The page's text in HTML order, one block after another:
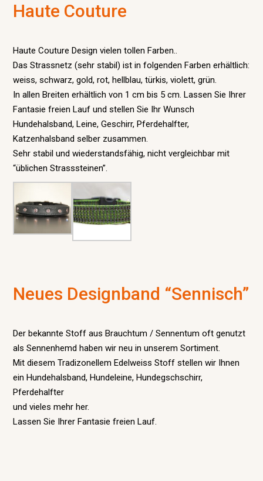
Haute Couture
Haute Couture Design vielen tollen Farben..
Das Strassnetz (sehr stabil) ist in folgenden Farben erhältlich:
weiss, schwarz, gold, rot, hellblau, türkis, violett, grün.
In allen Breiten erhältlich von 1 cm bis 5 cm. Lassen Sie Ihrer
Fantasie freien Lauf und stellen Sie Ihr Wunsch
Hundehalsband, Leine, Geschirr, Pferdehalfter,
Katzenhalsband selber zusammen.
Sehr stabil und wiederstandsfähig, nicht vergleichbar mit
“üblichen Strasssteinen”.
Neues Designband “Sennisch”
Der bekannte Stoff aus Brauchtum / Sennentum oft genutzt
als Sennenhemd haben wir neu in unserem Sortiment.
Mit diesem Tradizonellem Edelweiss Stoff stellen wir Ihnen
ein Hundehalsband, Hundeleine, Hundegschschirr,
Pferdehalfter
und vieles mehr her.
Lassen Sie Ihrer Fantasie freien Lauf.